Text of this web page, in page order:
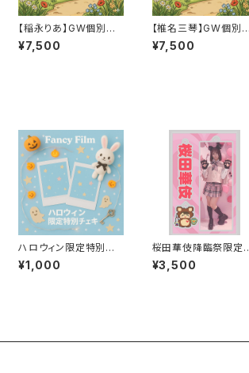
【稲永りあ】GW個別撮
影会※先着順
¥7,500
【椎名三琴】GW個別撮
影会※先着順
¥7,500
ハロウィン限定特別サ
イン入りチェキ
¥1,000
桜田華伎降臨祭限定
クリルブロック
¥3,500